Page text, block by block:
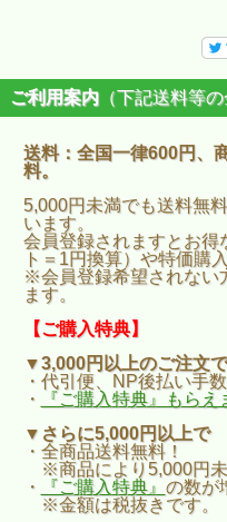
ご利用案内 （下記送料等
送料：全国一律600円、
料。
5,000円未満でも送料無
います。
会員登録されますとお得
ト＝1円換算）や特価購
※会員登録希望されない
ます。
【ご購入特典】
▼3,000円以上のご注文で
・代引便、NP後払い手
・
『ご購入特典』もらえ
▼さらに5,000円以上で
・全商品送料無料！
※商品により5,000円未
・
『ご購入特典』 の数が
※金額は税抜きです。